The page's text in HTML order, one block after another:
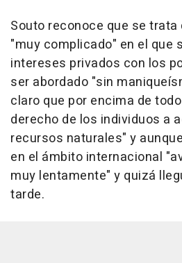
Souto reconoce que se trata
"muy complicado" en el que
intereses privados con los
ser abordado "sin
claro que por encima de
derecho de los individuos a
recursos naturales" y
en el ámbito internacional
muy lentamente" y quizá
tarde.